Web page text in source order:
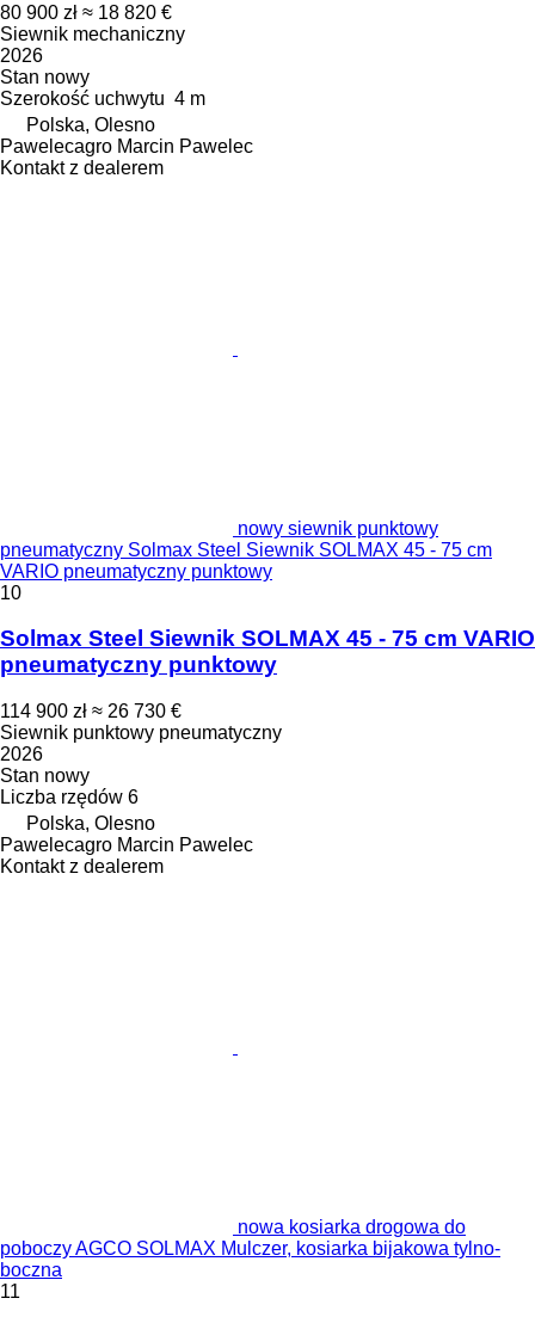
80 900 zł ≈ 18 820 €
Siewnik mechaniczny
2026
Stan nowy
Szerokość uchwytu 4 m
Polska, Olesno
Pawelecagro Marcin Pawelec
Kontakt z dealerem
nowy siewnik punktowy
pneumatyczny Solmax Steel Siewnik SOLMAX 45 - 75 cm
VARIO pneumatyczny punktowy
10
Solmax Steel Siewnik SOLMAX 45 - 75 cm VARIO
pneumatyczny punktowy
114 900 zł ≈ 26 730 €
Siewnik punktowy pneumatyczny
2026
Stan nowy
Liczba rzędów 6
Polska, Olesno
Pawelecagro Marcin Pawelec
Kontakt z dealerem
nowa kosiarka drogowa do
poboczy AGCO SOLMAX Mulczer, kosiarka bijakowa tylno-
boczna
11